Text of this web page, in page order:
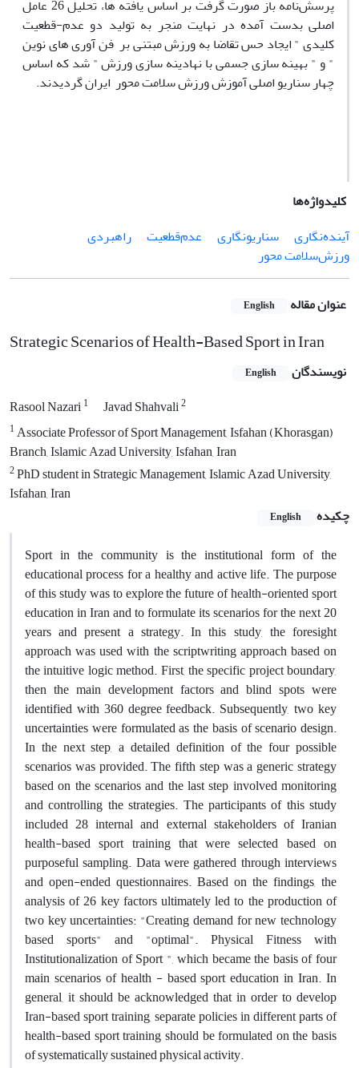
پرسش‌نامه‌ باز صورت گرفت بر اساس یافته ها، تحلیل 26 عامل
اصلی بدست آمده در نهایت منجر به تولید دو عدم-قطعیت
کلیدی " ایجاد حس تقاضا به ورزش مبتنی بر فن آوری های نوین
" و " بهینه سازی جسمی با نهادینه سازی ورزش " شد که اساس
چهار سناریو اصلی آموزش ورزش سلامت محور ایران گردیدند.
کلیدواژه‌ها
آینده‌نگاری
سناریو‌نگاری عدم‌قطعیت
راهبردی
ورزش‌سلامت محور
عنوان مقاله English
Strategic Scenarios of Health-Based Sport in Iran
نویسندگان English
Rasool Nazari1 Javad Shahvali2
1Associate Professor of Sport Management, Isfahan (Khorasgan)
Branch, Islamic Azad University, Isfahan, Iran
2PhD student in Strategic Management, Islamic Azad University,
Isfahan, Iran
چکیده
English
Sport in the community is the institutional form of the
educational process for a healthy and active life. The purpose
of this study was to explore the future of health-oriented sport
education in Iran and to formulate its scenarios for the next 20
years and present a strategy. In this study, the foresight
approach was used with the scriptwriting approach based on
the intuitive logic method. First, the specific project boundary,
then the main development factors and blind spots were
identified with 360 degree feedback. Subsequently, two key
uncertainties were formulated as the basis of scenario design.
In the next step, a detailed definition of the four possible
scenarios was provided. The fifth step was a generic strategy
based on the scenarios and the last step involved monitoring
and controlling the strategies. The participants of this study
included 28 internal and external stakeholders of Iranian
health-based sport training that were selected based on
purposeful sampling. Data were gathered through interviews
and open-ended questionnaires. Based on the findings, the
analysis of 26 key factors ultimately led to the production of
two key uncertainties: "Creating demand for new technology
based sports" and "optimal". Physical Fitness with
Institutionalization of Sport ", which became the basis of four
main scenarios of health - based sport education in Iran. In
general, it should be acknowledged that in order to develop
Iran-based sport training, separate policies in different parts of
health-based sport training should be formulated on the basis
of systematically sustained physical activity.